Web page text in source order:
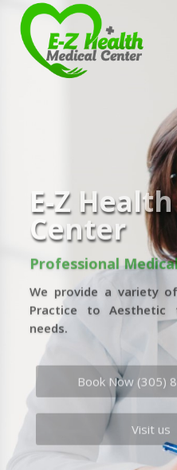
E-Z
Center
Professional
We provide a variety
Practice to Aesthetic
needs.
Book Now (305)